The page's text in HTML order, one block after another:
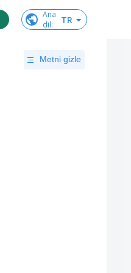
Ana
dil: TR
Metni gizle